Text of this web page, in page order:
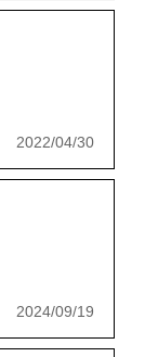
2022/04/30
2024/09/19